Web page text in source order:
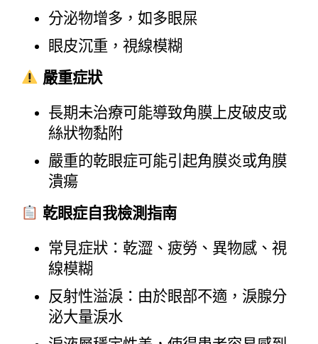
分泌物增多，如多眼屎
眼皮沉重，視線模糊
嚴重症狀
長期未治療可能導致角膜上皮破皮或
絲狀物黏附
嚴重的乾眼症可能引起角膜炎或角膜
潰瘍
乾眼症自我檢測指南
常見症狀：乾澀、疲勞、異物感、視
線模糊
反射性溢淚：由於眼部不適，淚腺分
泌大量淚水